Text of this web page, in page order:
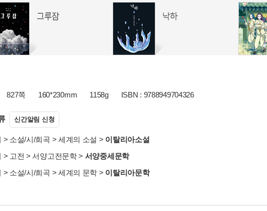
827쪽 160*230mm 1158g ISBN : 9788949704326
신간알림 신청
> 소설/시/희곡 > 세계의 소설 > 이탈리아소설
> 고전 >서양고전문학> 서양중세문학
> 소설/시/희곡 > 세계의 문학 > 이탈리아문학